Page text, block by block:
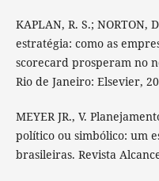
KAPLAN, R. S.; NORTON,
estratégia: como as
scorecard prosperam no
Rio de Janeiro: Elsevier,
MEYER JR., V.
político ou simbólico: um
brasileiras. Revista